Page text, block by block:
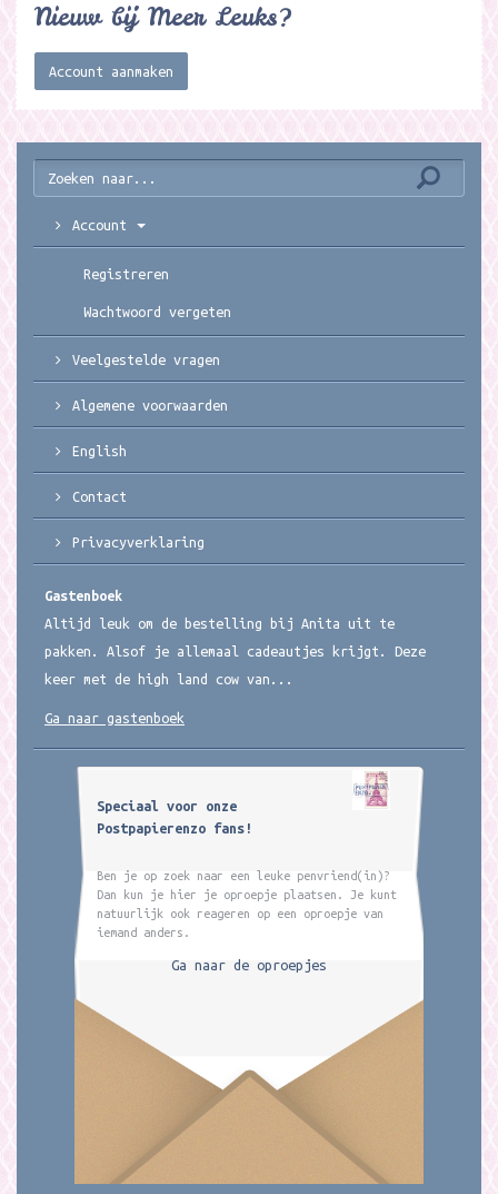
Nieuw bij Meer Leuks?
Account aanmaken
Account
Registreren
Wachtwoord vergeten
Veelgestelde vragen
Algemene voorwaarden
English
Contact
Privacyverklaring
Gastenboek
Altijd leuk om de bestelling bij Anita uit te
pakken. Alsof je allemaal cadeautjes krijgt. Deze
keer met de high land cow van...
Ga naar gastenboek
Speciaal voor onze
Postpapierenzo fans!
Ben je op zoek naar een leuke penvriend(in)?
Dan kun je hier je oproepje plaatsen. Je kunt
natuurlijk ook reageren op een oproepje van
iemand anders.
Ga naar de oproepjes